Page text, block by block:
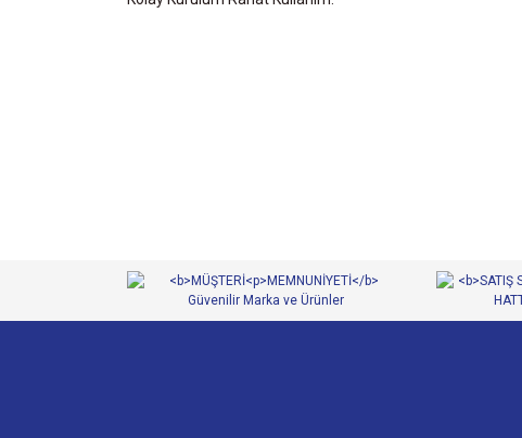
Ürün fiyatı diğer sitelerden daha pahalı.
Bu ürüne benzer farklı alternatifler olmalı.